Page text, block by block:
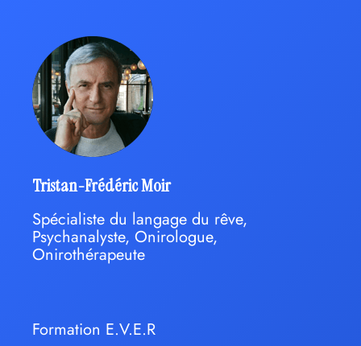
Tristan-Frédéric Moir
Spécialiste du langage du rêve,
Psychanalyste, Onirologue,
Onirothérapeute
Formation E.V.E.R